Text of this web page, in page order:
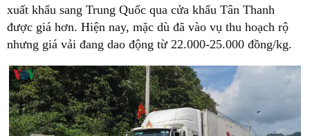
xuất khẩu sang Trung Quốc qua cửa khẩu Tân Thanh
được giá hơn. Hiện nay, mặc dù đã vào vụ thu hoạch rộ
nhưng giá vải đang dao động từ 22.000-25.000 đồng/kg.